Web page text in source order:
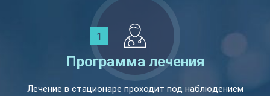
Программа лечения
Лечение в стационаре проходит под наблюдением